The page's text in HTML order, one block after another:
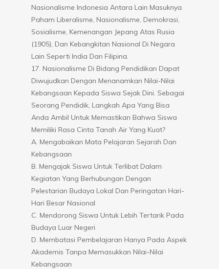
Nasionalisme Indonesia Antara Lain Masuknya
Paham Liberalisme, Nasionalisme, Demokrasi,
Sosialisme, Kemenangan Jepang Atas Rusia
(1905), Dan Kebangkitan Nasional Di Negara
Lain Seperti India Dan Filipina.
17. Nasionalisme Di Bidang Pendidikan Dapat
Diwujudkan Dengan Menanamkan Nilai-Nilai
Kebangsaan Kepada Siswa Sejak Dini. Sebagai
Seorang Pendidik, Langkah Apa Yang Bisa
Anda Ambil Untuk Memastikan Bahwa Siswa
Memiliki Rasa Cinta Tanah Air Yang Kuat?
A. Mengabaikan Mata Pelajaran Sejarah Dan
Kebangsaan
B. Mengajak Siswa Untuk Terlibat Dalam
Kegiatan Yang Berhubungan Dengan
Pelestarian Budaya Lokal Dan Peringatan Hari-
Hari Besar Nasional
C. Mendorong Siswa Untuk Lebih Tertarik Pada
Budaya Luar Negeri
D. Membatasi Pembelajaran Hanya Pada Aspek
Akademis Tanpa Memasukkan Nilai-Nilai
Kebangsaan